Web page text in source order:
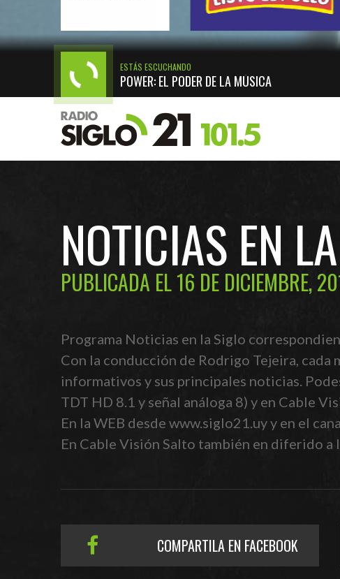
ESTÁS ESCUCHANDO
POWER: EL PODER DE LA MÚSICA
NOTICIAS EN
PUBLICADA EL 16 DE DICIEMBRE,
Programa Noticias en la Siglo
Con la conducción de Rodrigo Tejeira,
informativos y sus principales noticias.
TDT HD 8.1 y señal análoga 8) y en Cable
En la WEB desde www.siglo21.uy y en el
En Cable Visión Salto también en diferido a
COMPARTILA EN FACEBOOK